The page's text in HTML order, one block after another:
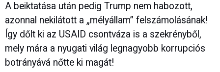
A beiktatása után pedig Trump nem habozott,
azonnal nekilátott a „mélyállam” felszámolásának!
Így dőlt ki az USAID csontváza is a szekrényből,
mely mára a nyugati világ legnagyobb korrupciós
botrányává nőtte ki magát!